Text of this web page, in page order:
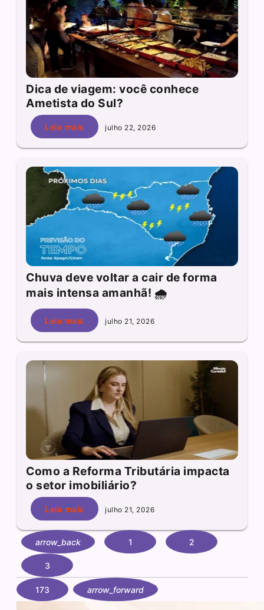
Dica de viagem: você conhece
Ametista do Sul?
Leia mais julho 22, 2026
Chuva deve voltar a cair de forma
mais intensa amanhã! 🌧️
Leia mais julho 21, 2026
Como a Reforma Tributária impacta
o setor imobiliário?
Leia mais julho 21, 2026
arrow_back 1 2
3
173 arrow_forward